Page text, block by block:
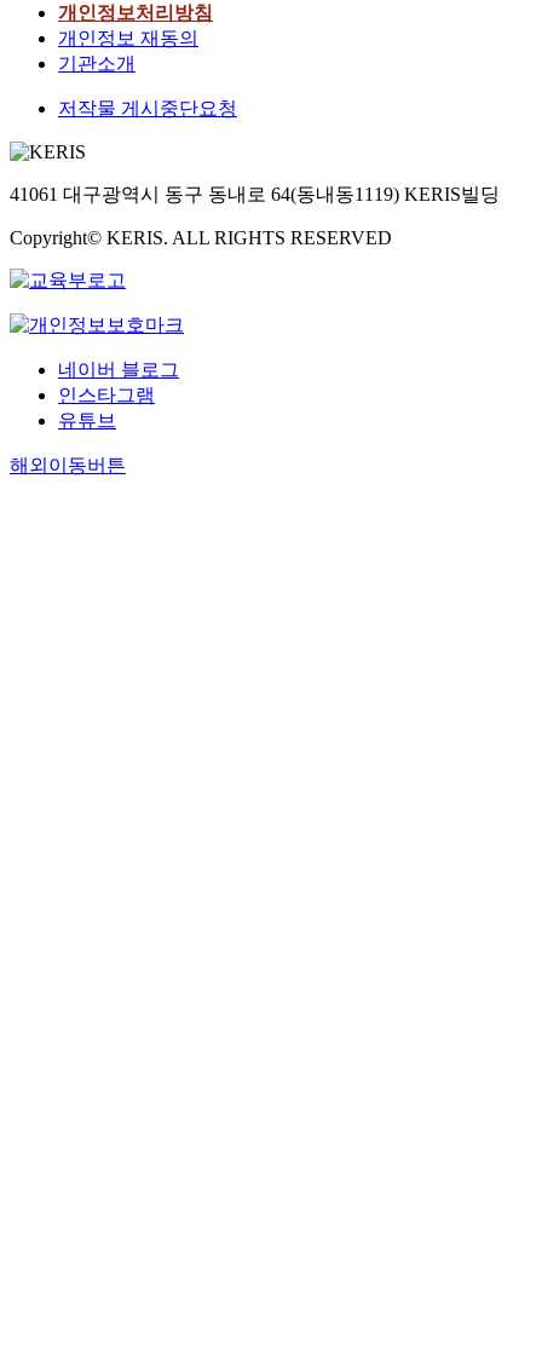
개인정보처리방침
개인정보 재동의
기관소개
저작물 게시중단요청
41061 대구광역시 동구 동내로 64(동내동1119) KERIS빌딩
Copyright© KERIS. ALL RIGHTS RESERVED
네이버 블로그
인스타그램
유튜브
해외이동버튼